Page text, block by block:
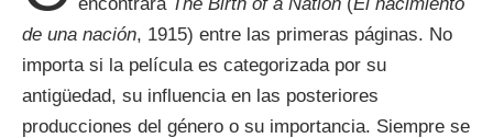
de una nación, 1915) entre las primeras páginas. No
importa si la película es categorizada por su
antigüedad, su influencia en las posteriores
producciones del género o su importancia. Siempre se